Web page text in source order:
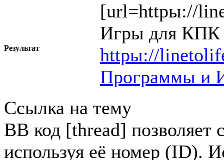
[url=httpы://
Игры для КПК
Результат
httpы://
Программы и
Ссылка на тему
BB код [thread] позволяет
используя её номер (ID).